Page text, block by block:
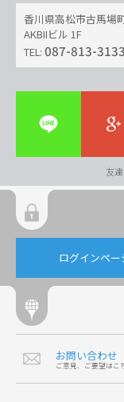
香川県高松市古馬場
AKBIIビル 1F
TEL: 087-813-3133
友
ログインペー
お問い合わせ
ご意見、ご要望はこ